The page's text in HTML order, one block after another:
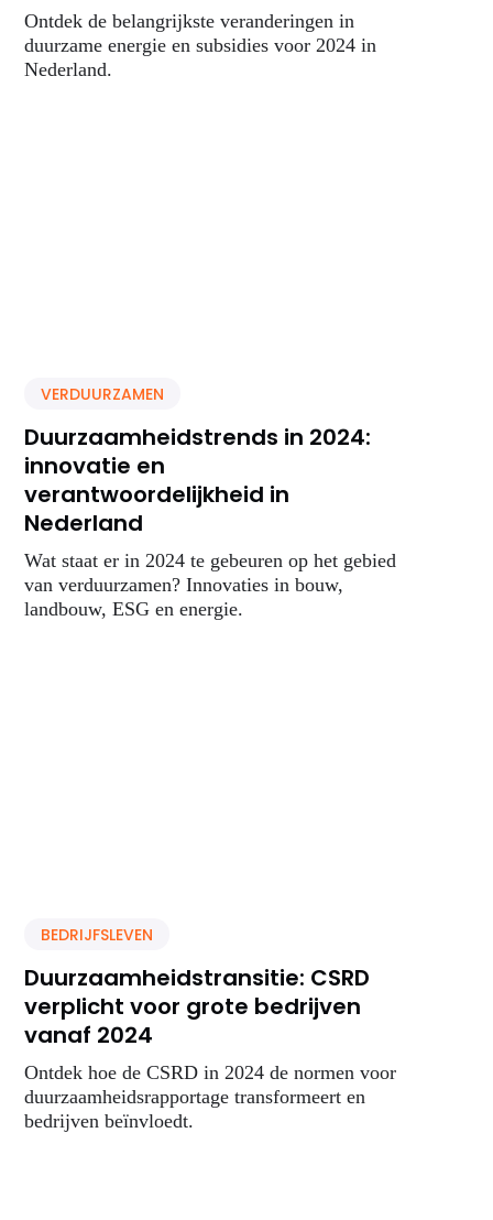
Ontdek de belangrijkste veranderingen in
duurzame energie en subsidies voor 2024 in
Nederland.
VERDUURZAMEN
Duurzaamheidstrends in 2024:
innovatie en
verantwoordelijkheid in
Nederland
Wat staat er in 2024 te gebeuren op het gebied
van verduurzamen? Innovaties in bouw,
landbouw, ESG en energie.
BEDRIJFSLEVEN
Duurzaamheidstransitie: CSRD
verplicht voor grote bedrijven
vanaf 2024
Ontdek hoe de CSRD in 2024 de normen voor
duurzaamheidsrapportage transformeert en
bedrijven beïnvloedt.